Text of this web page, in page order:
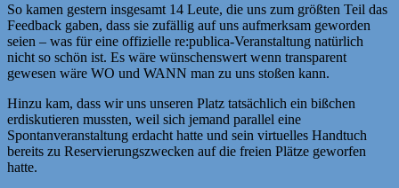
So kamen gestern insgesamt 14 Leute, die uns zum größten Teil das
Feedback gaben, dass sie zufällig auf uns aufmerksam geworden
seien – was für eine offizielle re:publica-Veranstaltung natürlich
nicht so schön ist. Es wäre wünschenswert wenn transparent
gewesen wäre WO und WANN man zu uns stoßen kann.
Hinzu kam, dass wir uns unseren Platz tatsächlich ein bißchen
erdiskutieren mussten, weil sich jemand parallel eine
Spontanveranstaltung erdacht hatte und sein virtuelles Handtuch
bereits zu Reservierungszwecken auf die freien Plätze geworfen
hatte.